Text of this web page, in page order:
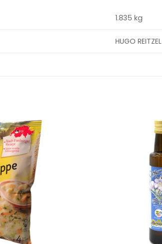
1.835 kg
HUGO REITZEL